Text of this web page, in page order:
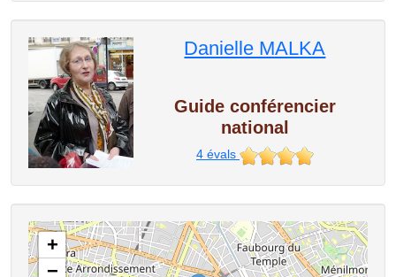
Danielle MALKA
Guide conférencier
national
4évals
+
−